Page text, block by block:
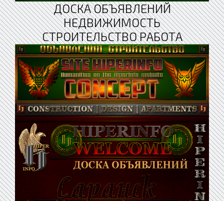
ДОСКА ОБЪЯВЛЕНИЙ
НЕДВИЖИМОСТЬ
СТРОИТЕЛЬСТВО РАБОТА